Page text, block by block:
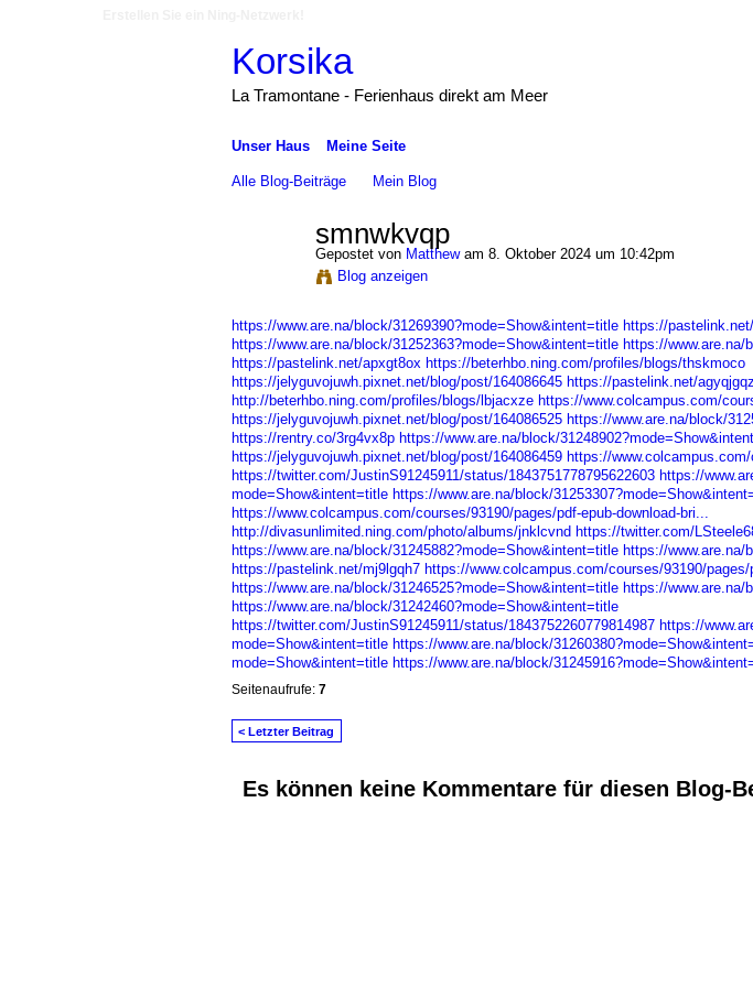
Korsika
La Tramontane - Ferienhaus direkt am Meer
Unser Haus Meine Seite
Alle Blog-Beiträge Mein Blog
smnwkvqp
Gepostet von Matthewam 8. Oktober 2024 um 10:42pm
Blog anzeigen
https://www.are.na/block/31269390?mode=Show&intent=title https://
https://www.are.na/block/31252363?mode=Show&intent=title https://www.are.na/
https://pastelink.net/apxgt8ox https://beterhbo.ning.com/profiles/blogs/thskmoco
https://jelyguvojuwh.pixnet.net/blog/post/164086645 https://pastelink.net/agyqjgqz
http://beterhbo.ning.com/profiles/blogs/lbjacxze https://www.colcampus.com/
https://jelyguvojuwh.pixnet.net/blog/post/164086525 https://www.are.na/block/
https://rentry.co/3rg4vx8p https://www.are.na/block/
https://jelyguvojuwh.pixnet.net/blog/post/164086459 https://
https://twitter.com/JustinS91245911/status/1843751778795622603 https://
mode=Show&intent=title https://www.are.na/block/
https://www.colcampus.com/courses/93190/pages/pdf-epub-download-bri...
http://divasunlimited.ning.com/photo/albums/jnklcvnd https://twitter.com/
https://www.are.na/block/31245882?mode=Show&intent=title https://www.are.na/
https://pastelink.net/mj9lgqh7 https://www.colcampus.com/courses/93190/
https://www.are.na/block/31246525?mode=Show&intent=title https://www.are.na/
https://www.are.na/block/31242460?mode=Show&intent=title
https://twitter.com/JustinS91245911/status/1843752260779814987 https://
mode=Show&intent=title https://www.are.na/block/
mode=Show&intent=title https://www.are.na/block/
Seitenaufrufe: 7
< Letzter Beitrag
Es können keine Kommentare für diesen Blog-